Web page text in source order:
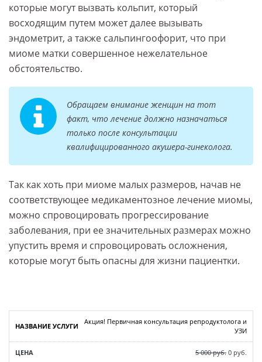
которые могут вызвать кольпит, который
восходящим путем может далее вызывать
эндометрит, а также сальпингоофорит, что при
миоме матки совершенное нежелательное
обстоятельство.
Обращаем внимание женщин на тот
факт, что лечение должно назначаться
только после консультации
квалифицированного акушера-гинеколога.
Так как хоть при миоме малых размеров, начав не
соответствующее медикаментозное лечение миомы,
можно спровоцировать прогрессирование
заболевания, при ее значительных размерах можно
упустить время и спровоцировать осложнения,
которые могут быть опасны для жизни пациентки.
Акция! Первичная консультация репродуктолога и
УЗИ
5 000 руб. 0 руб.